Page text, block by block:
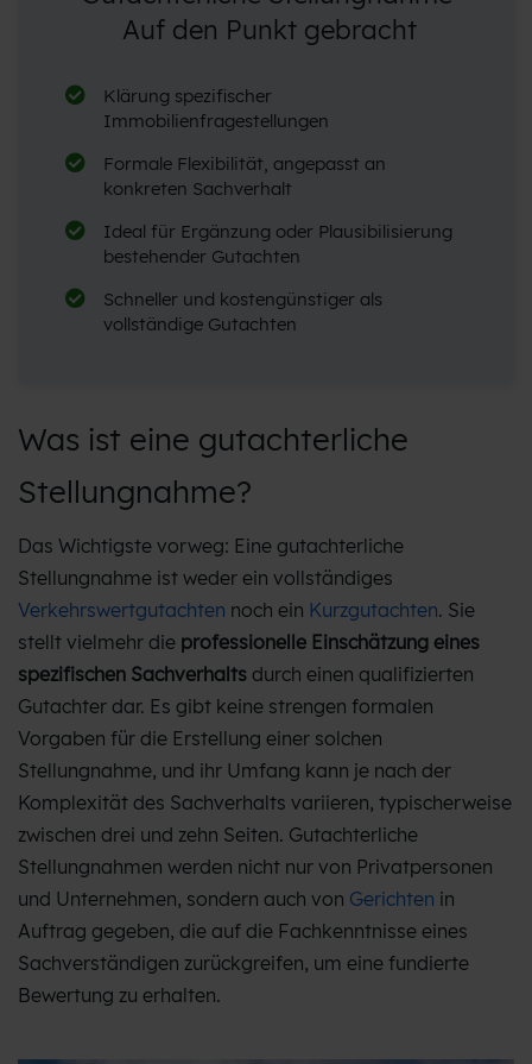
Auf den Punkt gebracht
Klärung spezifischer
Immobilienfragestellungen
Formale Flexibilität, angepasst an
konkreten Sachverhalt
Ideal für Ergänzung oder Plausibilisierung
bestehender Gutachten
Schneller und kostengünstiger als
vollständige Gutachten
Was ist eine gutachterliche
Stellungnahme?
Das Wichtigste vorweg: Eine gutachterliche
Stellungnahme ist weder ein vollständiges
Verkehrswertgutachten noch ein Kurzgutachten. Sie
stellt vielmehr die professionelle Einschätzung eines
spezifischen Sachverhalts durch einen qualifizierten
Gutachter dar. Es gibt keine strengen formalen
Vorgaben für die Erstellung einer solchen
Stellungnahme, und ihr Umfang kann je nach der
Komplexität des Sachverhalts variieren, typischerweise
zwischen drei und zehn Seiten. Gutachterliche
Stellungnahmen werden nicht nur von Privatpersonen
und Unternehmen, sondern auch von Gerichten in
Auftrag gegeben, die auf die Fachkenntnisse eines
Sachverständigen zurückgreifen, um eine fundierte
Bewertung zu erhalten.